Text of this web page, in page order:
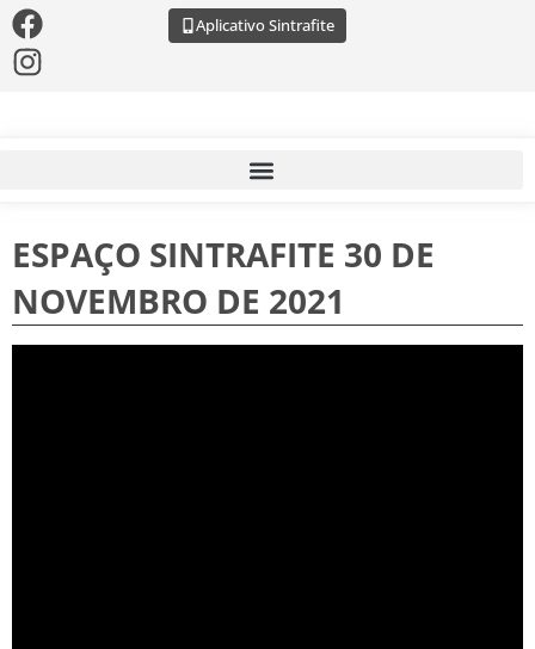
Aplicativo Sintrafite
ESPAÇO SINTRAFITE 30 DE
NOVEMBRO DE 2021